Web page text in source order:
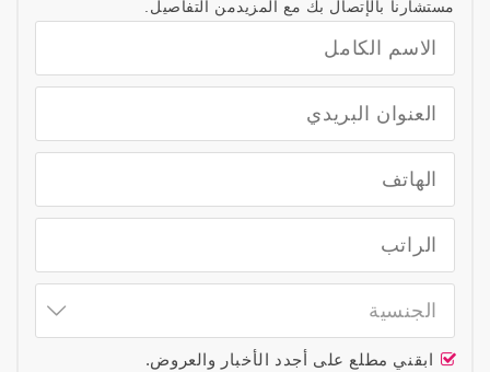
مستشارنا بالإتصال بك مع المزيدمن التفاصيل.
الجنسية
ابقني مطلع على أجدد الأخبار والعروض.